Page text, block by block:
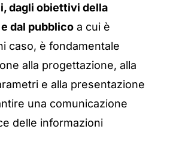
dagli obiettivi della
dal pubblico a cui è
caso, è fondamentale
alla progettazione, alla
e alla presentazione
una comunicazione
delle informazioni